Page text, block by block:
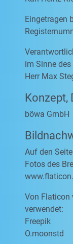
Eingetragen
im Sinne
Herr Max
Konzept,
böwa GmbH
Auf den
Fotos des
Von Flaticon
verwendet:
Freepik
O.moonstd